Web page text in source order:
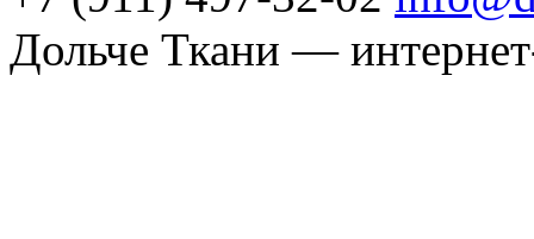
Дольче Ткани —